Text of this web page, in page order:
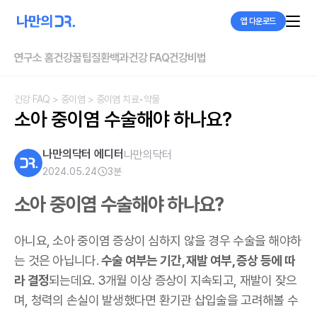
앱 다운로드
연구소 홈건강꿀팁질환백과건강 FAQ건강비법
건강 FAQ > 중이염 > 중이염 치료•약물
소아 중이염 수술해야 하나요?
나만의닥터 에디터 나만의닥터
2024.05.24 3분
소아 중이염 수술해야 하나요?
아니요, 소아 중이염 증상이 심하지 않을 경우 수술을 해야하
는 것은 아닙니다.수술 여부는 기간, 재발 여부, 증상 등에 따
라 결정되는데요. 3개월 이상 증상이 지속되고, 재발이 잦으
며, 청력의 손실이 발생했다면 환기관 삽입술을 고려해볼 수